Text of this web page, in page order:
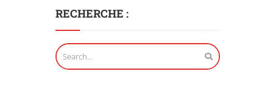
RECHERCHE :